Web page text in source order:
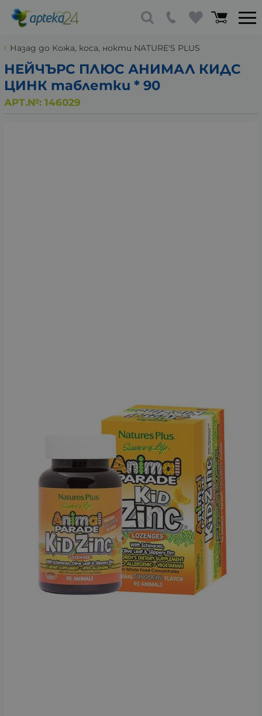
Назад до Кожа, коса, нокти NATURE'S PLUS
НЕЙЧЪРС ПЛЮС АНИМАЛ КИДС
ЦИНК таблетки * 90
АРТ.№: 146029